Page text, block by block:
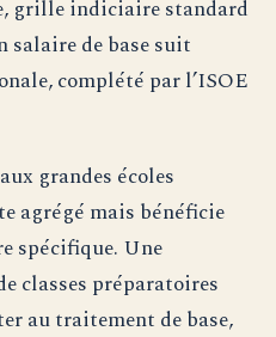
grille indiciaire standard
salaire de base suit
complété par l’ISOE
grandes écoles
agrégé mais bénéficie
spécifique. Une
classes préparatoires
au traitement de base,